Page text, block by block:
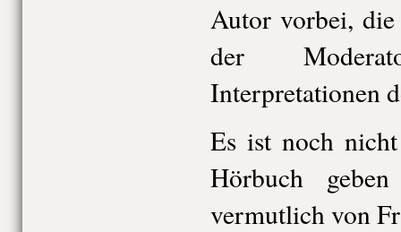
Autor vorbei,
der
Interpretationen
Es ist noch
Hörbuch
vermutlich von